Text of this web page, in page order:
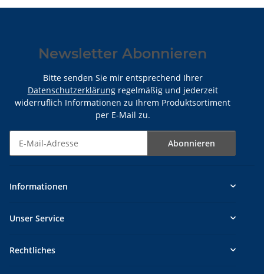
Newsletter Abonnieren
Bitte senden Sie mir entsprechend Ihrer
Datenschutzerklärungregelmäßig und jederzeit
widerruflich Informationen zu Ihrem Produktsortiment
per E-Mail zu.
Abonnieren
Informationen
Unser Service
Rechtliches